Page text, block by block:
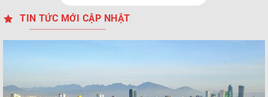
TIN TỨC MỚI CẬP NHẬT